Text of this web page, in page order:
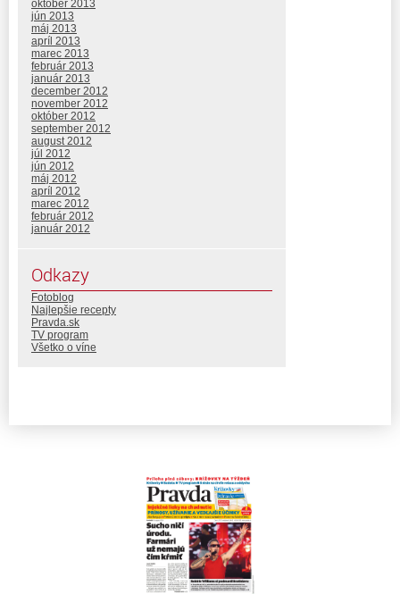
október 2013
jún 2013
máj 2013
apríl 2013
marec 2013
február 2013
január 2013
december 2012
november 2012
október 2012
september 2012
august 2012
júl 2012
jún 2012
máj 2012
apríl 2012
marec 2012
február 2012
január 2012
Odkazy
Fotoblog
Najlepšie recepty
Pravda.sk
TV program
Všetko o víne